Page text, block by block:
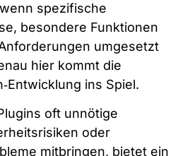
spezifische
besondere Funktionen
umgesetzt
hier kommt die
ins Spiel.
oft unnötige
oder
mitbringen, bietet ein